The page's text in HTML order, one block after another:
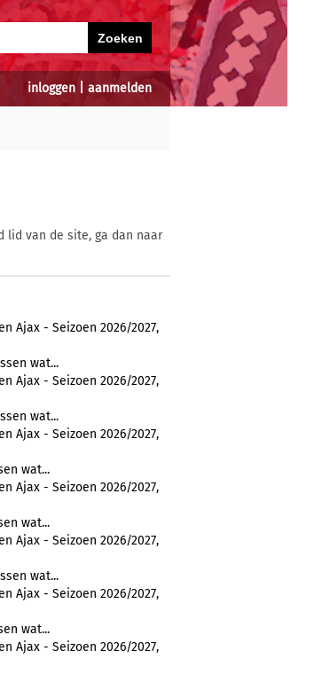
inloggen aanmelden
lid van de site, ga dan naar
Ajax - Seizoen 2026/2027,
wat...
Ajax - Seizoen 2026/2027,
wat...
Ajax - Seizoen 2026/2027,
wat...
Ajax - Seizoen 2026/2027,
wat...
Ajax - Seizoen 2026/2027,
wat...
Ajax - Seizoen 2026/2027,
wat...
Ajax - Seizoen 2026/2027,